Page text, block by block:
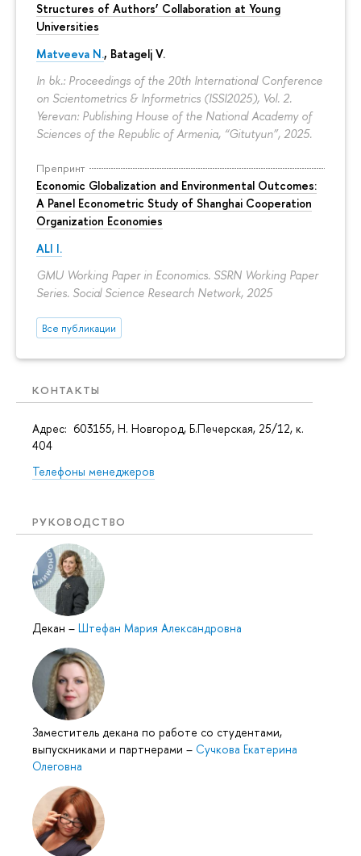
Structures of Authors’ Collaboration at Young
Universities
Matveeva N., Batagelj V.
In bk.: Proceedings of the 20th International Conference
on Scientometrics & Informetrics (ISSI2025), Vol. 2.
Yerevan: Publishing House of the National Academy of
Sciences of the Republic of Armenia, “Gitutyun”, 2025.
Препринт
Economic Globalization and Environmental Outcomes:
A Panel Econometric Study of Shanghai Cooperation
Organization Economies
ALI I.
GMU Working Paper in Economics. SSRN Working Paper
Series. Social Science Research Network, 2025
Все публикации
КОНТАКТЫ
Адрес: 603155, Н. Новгород, Б.Печерская, 25/12, к.
404
Телефоны менеджеров
РУКОВОДСТВО
Декан – Штефан Мария Александровна
Заместитель декана по работе со студентами,
выпускниками и партнерами – Сучкова Екатерина
Олеговна